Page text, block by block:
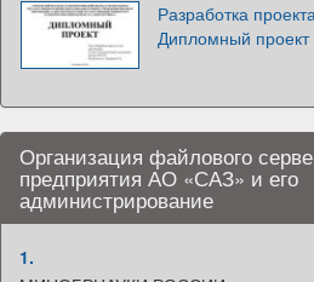
Разработка
Дипломный проект
Организация файлового
предприятия АО «САЗ» и его
администрирование
1.